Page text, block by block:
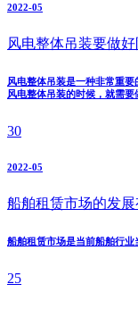
2022-05
风电整体吊装要做好
风电整体吊装是一种非常重
风电整体吊装的时候，就需要
30
2022-05
船舶租赁市场的发展
船舶租赁市场是当前船舶行
25